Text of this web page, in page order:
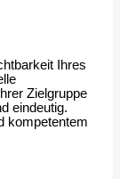
Ihres
Zielgruppe
eindeutig.
kompetentem